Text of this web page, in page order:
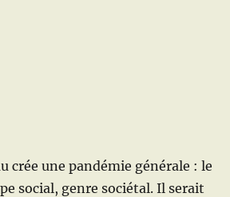
une pandémie générale : le
social, genre sociétal. Il serait